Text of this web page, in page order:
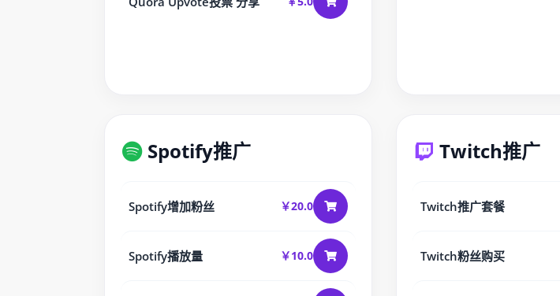
Spotify推广
Spotify增加粉丝 ￥20.0
Spotify播放量 ￥10.0
Twitch推广
Twitch推广套餐
Twitch粉丝购买